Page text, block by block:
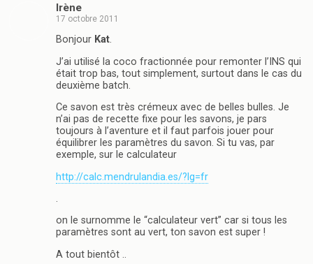
Irène
17 octobre 2011
Bonjour Kat.
J’ai utilisé la coco fractionnée pour remonter l’INS qui
était trop bas, tout simplement, surtout dans le cas du
deuxième batch.
Ce savon est très crémeux avec de belles bulles. Je
n’ai pas de recette fixe pour les savons, je pars
toujours à l’aventure et il faut parfois jouer pour
équilibrer les paramètres du savon. Si tu vas, par
exemple, sur le calculateur
http://calc.mendrulandia.es/?lg=fr
.
on le surnomme le “calculateur vert” car si tous les
paramètres sont au vert, ton savon est super !
A tout bientôt ..